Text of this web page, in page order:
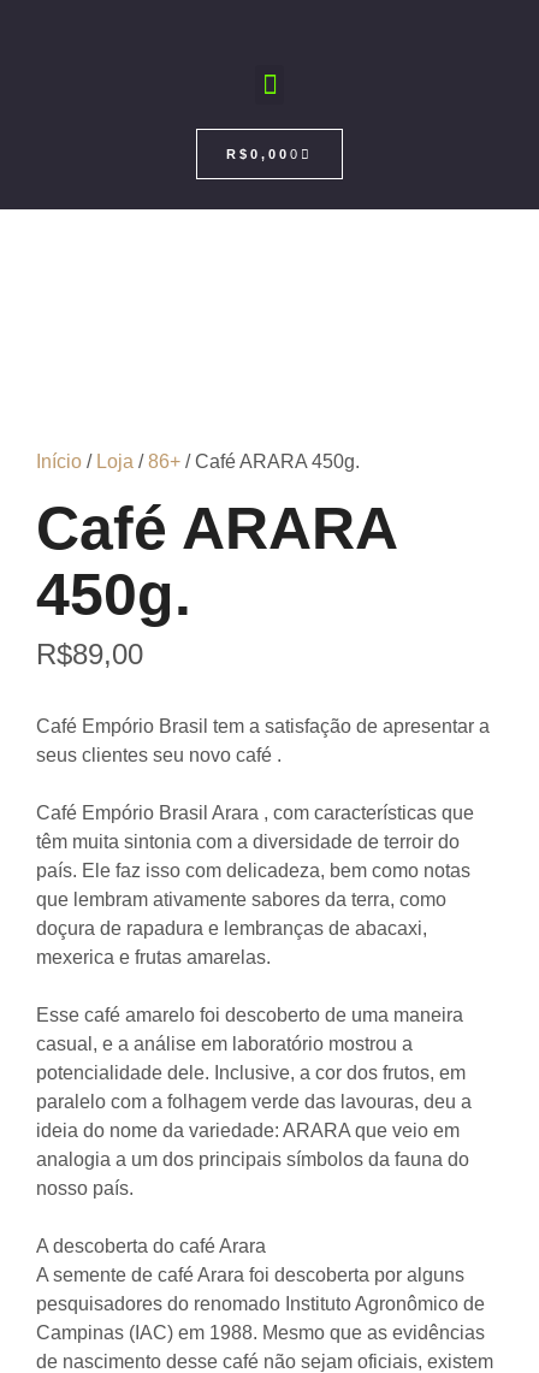
R$ 0,00 0
Início / Loja /86+ / Café ARARA 450g.
Café ARARA
450g.
R$89,00
Café Empório Brasil tem a satisfação de apresentar a
seus clientes seu novo café .
Café Empório Brasil Arara , com características que
têm muita sintonia com a diversidade de terroir do
país. Ele faz isso com delicadeza, bem como notas
que lembram ativamente sabores da terra, como
doçura de rapadura e lembranças de abacaxi,
mexerica e frutas amarelas.
Esse café amarelo foi descoberto de uma maneira
casual, e a análise em laboratório mostrou a
potencialidade dele. Inclusive, a cor dos frutos, em
paralelo com a folhagem verde das lavouras, deu a
ideia do nome da variedade: ARARA que veio em
analogia a um dos principais símbolos da fauna do
nosso país.
A descoberta do café Arara
A semente de café Arara foi descoberta por alguns
pesquisadores do renomado Instituto Agronômico de
Campinas (IAC) em 1988. Mesmo que as evidências
de nascimento desse café não sejam oficiais, existem